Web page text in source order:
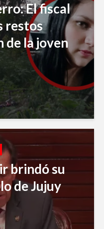
El fiscal
restos
de la joven
brindó su
de Jujuy